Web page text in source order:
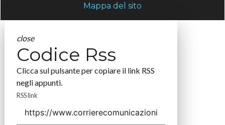
Mappa del sito
close
Codice Rss
Clicca sul pulsante per copiare il link RSS
negli appunti.
RSS link